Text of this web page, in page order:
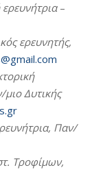
–
ερευνητής,
Δυτικής
Παν/
Τροφίμων,